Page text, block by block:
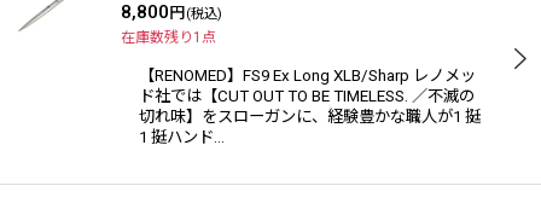
8,800 円 (税込)
在庫数残り1点
【RENOMED】FS9 Ex Long XLB/Sharp レノメッ
ド社では【CUT OUT TO BE TIMELESS. ／不滅の
切れ味】をスローガンに、経験豊かな職人が1 挺
1 挺ハンド…